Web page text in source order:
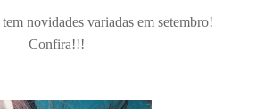
novidades variadas em setembro!
Confira!!!